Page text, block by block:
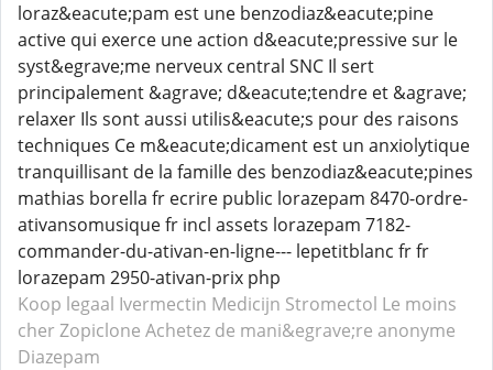
loraz&eacute;pam est une benzodiaz&eacute;pine
active qui exerce une action d&eacute;pressive sur le
syst&egrave;me nerveux central SNC Il sert
principalement &agrave; d&eacute;tendre et &agrave;
relaxer Ils sont aussi utilis&eacute;s pour des raisons
techniques Ce m&eacute;dicament est un anxiolytique
tranquillisant de la famille des benzodiaz&eacute;pines
mathias borella fr ecrire public lorazepam 8470-ordre-
ativansomusique fr incl assets lorazepam 7182-
commander-du-ativan-en-ligne--- lepetitblanc fr fr
lorazepam 2950-ativan-prix php
Koop legaal Ivermectin Medicijn Stromectol Le moins
cher Zopiclone Achetez de mani&egrave;re anonyme
Diazepam